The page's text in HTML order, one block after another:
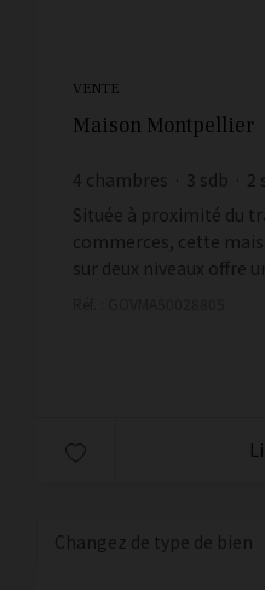
VENTE
Maison Montpellier
4 chambres 3 sdb 2
500 m² de terrain 3
Située à proximité du
commerces, cette
sur deux niveaux offre
Changez de type de bien